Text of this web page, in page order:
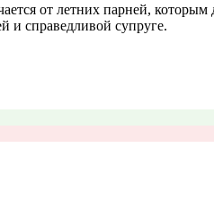
от летних парней, которым
и справедливой супруге.